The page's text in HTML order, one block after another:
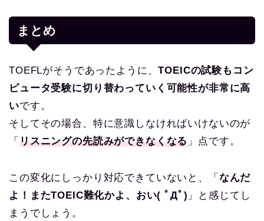
まとめ
TOEFLがそうであったように、TOEICの試験もコン
ピュータ受験に切り替わっていく可能性が非常に高
いです。
そしてその場合、特に意識しなければいけないのが
「 リスニングの先読みができなくなる 」点です。
この変化にしっかり対応できていないと、「 なんだ
よ！またTOEIC難化かよ、おい( ﾟДﾟ) 」と感じてし
まうでしょう。